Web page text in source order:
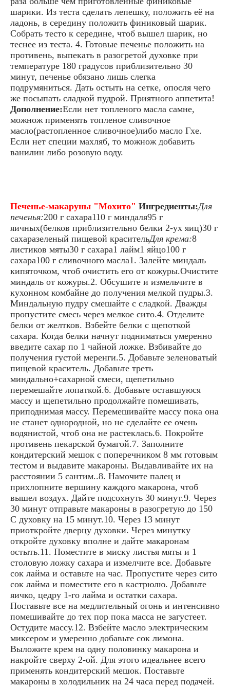
шарики. Из теста сделать лепешку, положить её на
ладонь, в середину положить финиковый шарик.
Собрать тесто к середине, чтоб вышел шарик, но
теснее из теста. 4. Готовые печенье положить на
противень, выпекать в разогретой духовке при
температуре 180 градусов приблизительно 30
минут, печенье обязано лишь слегка
подрумяниться. Дать остыть на сетке, опосля чего
же посыпать сладкой пудрой. Приятного аппетита!
Дополнение:Если нет топленого масла самне,
можнож применять топленое сливочное
масло(растопленное сливочное)либо масло Гхе.
Если нет специи махляб, то можнож добавить
ванилин либо розовую воду.
Печенье-макаруны "Мохито" Ингредиенты:Для
печенья:200 г сахара110 г миндаля95 г
яичных(белков приблизительно белки 2-ух яиц)30 г
сахаразеленый пищевой красительДля крема:8
листиков мяты30 г сахара1 лайм1 яйцо100 г
сахара100 г сливочного масла1. Залейте миндаль
кипяточком, чтоб очистить его от кожуры.Очистите
миндаль от кожуры.2. Обсушите и измельчите в
кухонном комбайне до получения мелкой пудры.3.
Миндальную пудру смешайте с сладкой. Дважды
пропустите смесь через мелкое сито.4. Отделите
белки от желтков. Взбейте белки с щепоткой
сахара. Когда белки начнут подниматься умеренно
введите сахар по 1 чайной ложке. Взбивайте до
получения густой меренги.5. Добавьте зеленоватый
пищевой краситель. Добавьте треть
миндально+сахарной смеси, щепетильно
перемешайте лопаткой.6. Добавьте оставшуюся
массу и щепетильно продолжайте помешивать,
приподнимая массу. Перемешивайте массу пока она
не станет однородной, но не сделайте ее очень
водянистой, чтоб она не растеклась.6. Покройте
противень пекарской бумагой.7. Заполните
кондитерский мешок с поперечником 8 мм готовым
тестом и выдавите макароны. Выдавливайте их на
расстоянии 5 сантим..8. Намочите палец и
прихлопните вершину каждого макарона, чтоб
вышел воздух. Дайте подсохнуть 30 минут.9. Через
30 минут отправьте макароны в разогретую до 150
С духовку на 15 минут.10. Через 13 минут
приоткройте дверцу духовки. Через минутку
откройте духовку вполне и дайте макаронам
остыть.11. Поместите в миску листья мяты и 1
столовую ложку сахара и измелчите все. Добавьте
сок лайма и оставьте на час. Пропустите через сито
сок лайма и поместите его в кастрюлю. Добавьте
яичко, цедру 1-го лайма и остатки сахара.
Поставьте все на медлительный огонь и интенсивно
помешивайте до тех пор пока масса не загустеет.
Остудите массу.12. Взбейте масло электрическим
миксером и умеренно добавьте сок лимона.
Выложите крем на одну половинку макарона и
накройте сверху 2-ой. Для этого идеальнее всего
применять кондитерский мешок. Поставьте
макароны в холодильник на 24 часа перед подачей.